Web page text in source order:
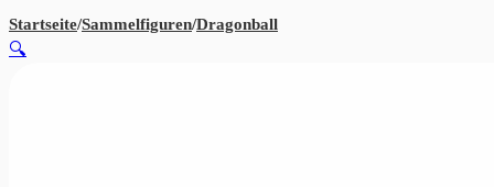
Startseite/Sammelfiguren/Dragonball
🔍